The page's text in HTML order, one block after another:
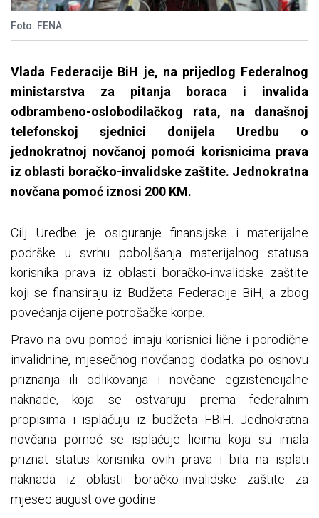
Foto: FENA
Vlada Federacije BiH je, na prijedlog Federalnog
ministarstva za pitanja boraca i invalida
odbrambeno-oslobodilačkog rata, na današnoj
telefonskoj sjednici donijela Uredbu o
jednokratnoj novčanoj pomoći korisnicima prava
iz oblasti boračko-invalidske zaštite. Jednokratna
novčana pomoć iznosi 200 KM.
Cilj Uredbe je osiguranje finansijske i materijalne
podrške u svrhu poboljšanja materijalnog statusa
korisnika prava iz oblasti boračko-invalidske zaštite
koji se finansiraju iz Budžeta Federacije BiH, a zbog
povećanja cijene potrošačke korpe.
Pravo na ovu pomoć imaju korisnici lične i porodične
invalidnine, mjesečnog novčanog dodatka po osnovu
priznanja ili odlikovanja i novčane egzistencijalne
naknade, koja se ostvaruju prema federalnim
propisima i isplaćuju iz budžeta FBiH. Jednokratna
novčana pomoć se isplaćuje licima koja su imala
priznat status korisnika ovih prava i bila na isplati
naknada iz oblasti boračko-invalidske zaštite za
mjesec august ove godine.